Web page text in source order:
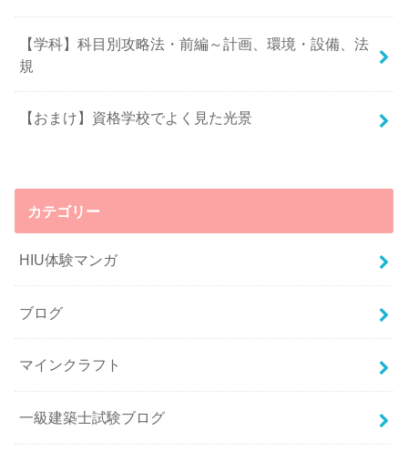
【学科】科目別攻略法・前編～計画、環境・設備、法
規
【おまけ】資格学校でよく見た光景
カテゴリー
HIU体験マンガ
ブログ
マインクラフト
一級建築士試験ブログ